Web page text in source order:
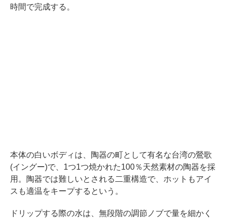
時間で完成する。
本体の白いボディは、陶器の町として有名な台湾の鶯歌
(イングー)で、1つ1つ焼かれた100％天然素材の陶器を採
用。陶器では難しいとされる二重構造で、ホットもアイ
スも適温をキープするという。
ドリップする際の水は、無段階の調節ノブで量を細かく